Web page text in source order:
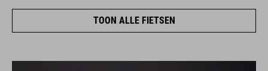
TOON ALLE FIETSEN